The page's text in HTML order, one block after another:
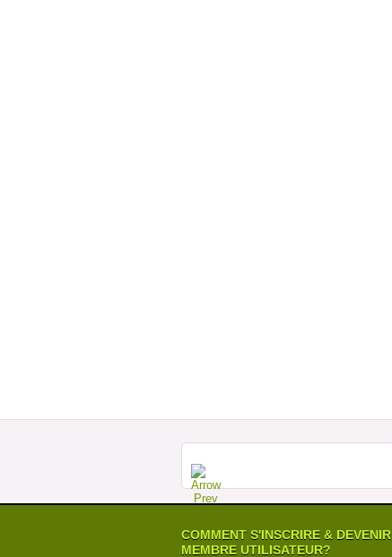
COMMENT S'INSCRIRE & DEVENIR
MEMBRE UTILISATEUR?